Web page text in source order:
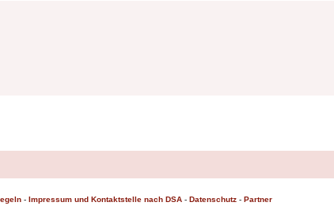
- Impressum und Kontaktstelle nach DSA - Datenschutz - Partner